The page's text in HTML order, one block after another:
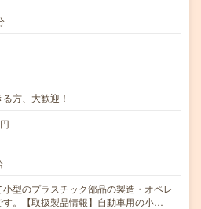
方、大歓迎！
型のプラスチック部品の製造・オペレ
す。【取扱製品情報】自動車用の小…